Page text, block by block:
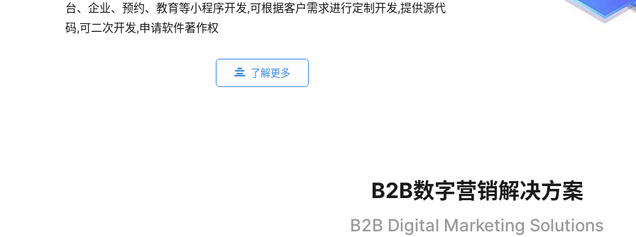
台、企业、预约、教育等小程序开发,可根据客户需求进行定制开发,提供源代
码,可二次开发,申请软件著作权
了解更多
B2B数字营销解决方案
B2B Digital Marketing Solutions